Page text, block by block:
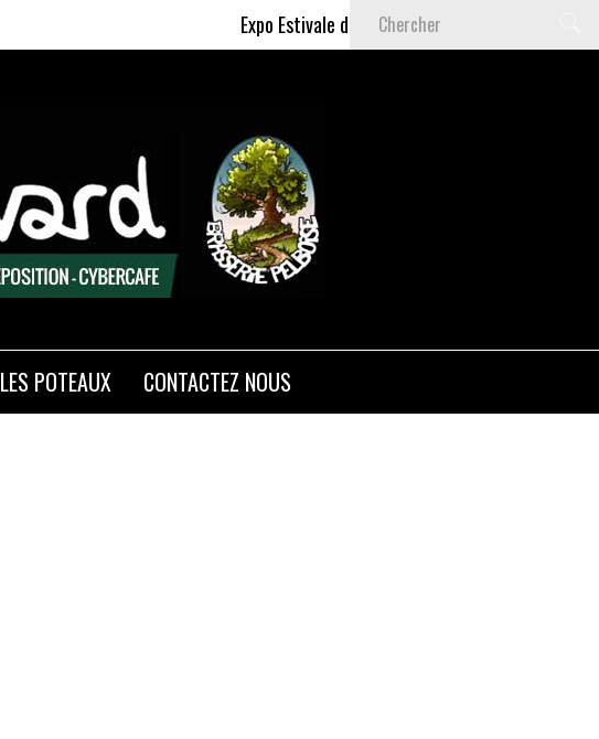
Expo Estivale de Céline DELAS - Du 9 Juillet au 6
LES POTEAUX CONTACTEZ NOUS